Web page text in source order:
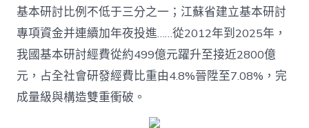
基本研討比例不低于三分之一；江蘇省建立基本研討
專項資金并連續加年夜投進……從2012年到2025年，
我國基本研討經費從約499億元躍升至接近2800億
元，占全社會研發經費比重由4.8%晉陞至7.08%，完
成量級與構造雙重衝破。